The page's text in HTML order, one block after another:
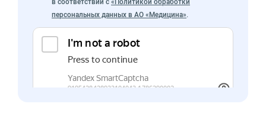
персональных данных в АО «Медицина».